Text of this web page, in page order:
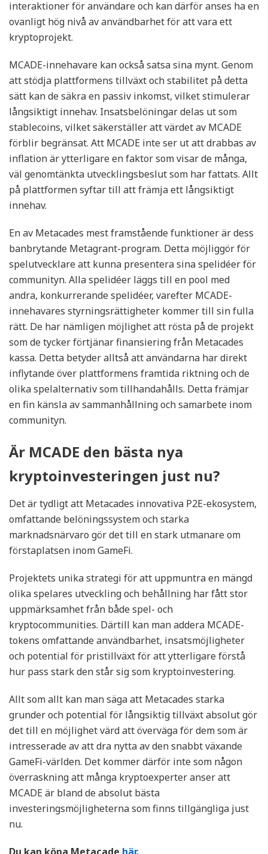
interaktioner för användare och kan därför anses ha en
ovanligt hög nivå av användbarhet för att vara ett
kryptoprojekt.
MCADE-innehavare kan också satsa sina mynt. Genom
att stödja plattformens tillväxt och stabilitet på detta
sätt kan de säkra en passiv inkomst, vilket stimulerar
långsiktigt innehav. Insatsbelöningar delas ut som
stablecoins, vilket säkerställer att värdet av MCADE
förblir begränsat. Att MCADE inte ser ut att drabbas av
inflation är ytterligare en faktor som visar de många,
väl genomtänkta utvecklingsbeslut som har fattats. Allt
på plattformen syftar till att främja ett långsiktigt
innehav.
En av Metacades mest framstående funktioner är dess
banbrytande Metagrant-program. Detta möjliggör för
spelutvecklare att kunna presentera sina spelidéer för
communityn. Alla spelidéer läggs till en pool med
andra, konkurrerande spelidéer, varefter MCADE-
innehavares styrningsrättigheter kommer till sin fulla
rätt. De har nämligen möjlighet att rösta på de projekt
som de tycker förtjänar finansiering från Metacades
kassa. Detta betyder alltså att användarna har direkt
inflytande över plattformens framtida riktning och de
olika spelalternativ som tillhandahålls. Detta främjar
en fin känsla av sammanhållning och samarbete inom
communityn.
Är MCADE den bästa nya
kryptoinvesteringen just nu?
Det är tydligt att Metacades innovativa P2E-ekosystem,
omfattande belöningssystem och starka
marknadsnärvaro gör det till en stark utmanare om
förstaplatsen inom GameFi.
Projektets unika strategi för att uppmuntra en mängd
olika spelares utveckling och behållning har fått stor
uppmärksamhet från både spel- och
kryptocommunities. Därtill kan man addera MCADE-
tokens omfattande användbarhet, insatsmöjligheter
och potential för pristillväxt för att ytterligare förstå
hur pass stark den står sig som kryptoinvestering.
Allt som allt kan man säga att Metacades starka
grunder och potential för långsiktig tillväxt absolut gör
det till en möjlighet värd att överväga för dem som är
intresserade av att dra nytta av den snabbt växande
GameFi-världen. Det kommer därför inte som någon
överraskning att många kryptoexperter anser att
MCADE är bland de absolut bästa
investeringsmöjligheterna som finns tillgängliga just
nu.